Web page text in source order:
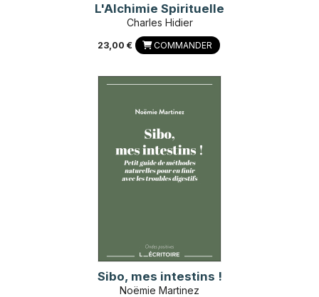
L'Alchimie Spirituelle
Charles Hidier
23,00 € COMMANDER
Sibo, mes intestins !
Noëmie Martinez